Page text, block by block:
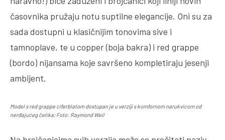
časovnika pružaju notu suptilne elegancije. Oni su za
sada dostupni u klasičnijim tonovima sive i
tamnoplave, te u copper (boja bakra) i red grappe
(bordo) nijansama koje savršeno kompletiraju jesenji
ambijent.
Model s red grappe ciferblatom dostupan je u verziji s komfornom narukvicom od
nerđajućeg čelika; Foto: Raymond Weil